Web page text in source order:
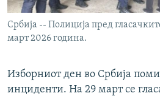
Србија -- Полиција пред
март 2026 година.
Изборниот ден во Србија
инциденти. На 29 март се